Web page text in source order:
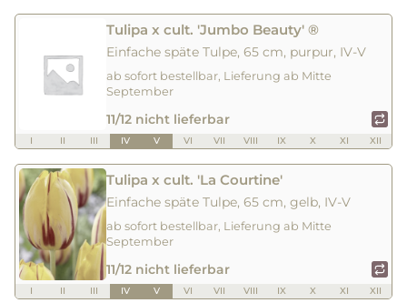
Tulipa x cult. 'Jumbo Beauty' ®
Einfache späte Tulpe, 65 cm, purpur, IV-V
ab sofort bestellbar, Lieferung ab Mitte
September
11/12 nicht lieferbar
I II III IV V VI VII VIII IX X XI XII
Tulipa x cult. 'La Courtine'
Einfache späte Tulpe, 65 cm, gelb, IV-V
ab sofort bestellbar, Lieferung ab Mitte
September
11/12 nicht lieferbar
I II III IV V VI VII VIII IX X XI XII